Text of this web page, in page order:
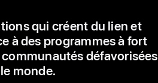
qui créent du lien et
à des programmes à fort
défavorisées
monde.